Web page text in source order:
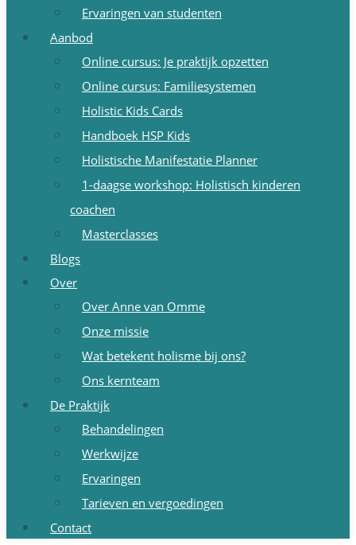
Ervaringen van studenten
Aanbod
Online cursus: Je praktijk opzetten
Online cursus: Familiesystemen
Holistic Kids Cards
Handboek HSP Kids
Holistische Manifestatie Planner
1-daagse workshop: Holistisch kinderen
coachen
Masterclasses
Blogs
Over
Over Anne van Omme
Onze missie
Wat betekent holisme bij ons?
Ons kernteam
De Praktijk
Behandelingen
Werkwijze
Ervaringen
Tarieven en vergoedingen
Contact